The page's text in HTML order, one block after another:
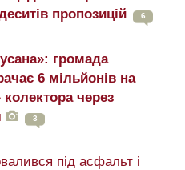
пропозицій
6
громада
6 мільйонів на
через
3
під асфальт і